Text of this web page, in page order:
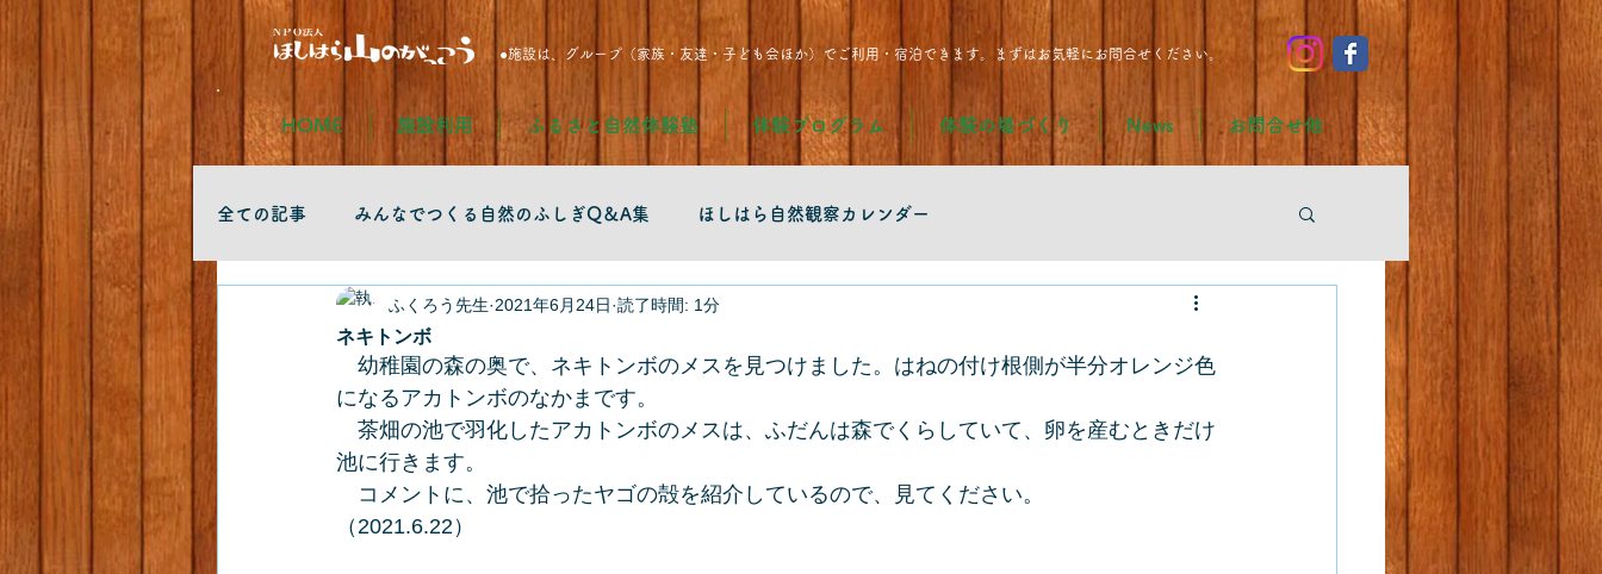
●施設は、グループ（家族・友達・子ども会ほか）でご利用・宿泊できます。まずはお気軽にお問合せください。
HOME 施設利用 ふるさと自然体験塾 体験プログラム 体験の場づくり News お問合せ他
全ての記事 みんなでつくる自然のふしぎQ＆A集 ほしはら自然観察カレンダー
ネキトンボ
ふくろう先生 2021年6月24日 読了時間: 1分
幼稚園の森の奥で、ネキトンボのメスを見つけました。はねの付け根側が半分オレンジ色
になるアカトンボのなかまです。
茶畑の池で羽化したアカトンボのメスは、ふだんは森でくらしていて、卵を産むときだけ
池に行きます。
コメントに、池で拾ったヤゴの殻を紹介しているので、見てください。
（2021.6.22）